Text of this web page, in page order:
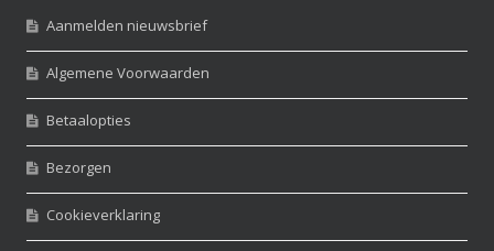
Aanmelden nieuwsbrief
Algemene Voorwaarden
Betaalopties
Bezorgen
Cookieverklaring